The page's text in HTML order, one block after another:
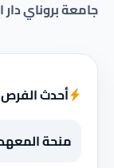
جامعة بروناي دار
أحدث الفرص
منحة